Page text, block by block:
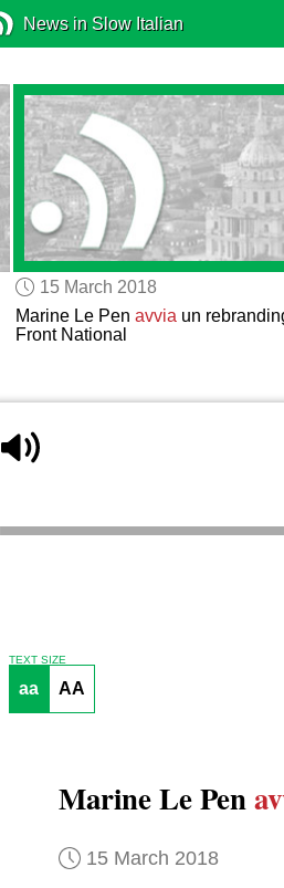
News in Slow Italian
15 March 2018
Marine Le Pen avviaun
Front National
TEXT SIZE
aa AA
Marine Le Pen
15 March 2018